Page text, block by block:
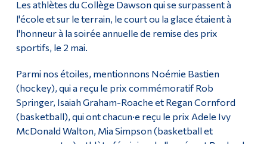
Les athlètes du Collège Dawson qui se surpassent à
l'école et sur le terrain, le court ou la glace étaient à
l'honneur à la soirée annuelle de remise des prix
sportifs, le 2 mai.
Parmi nos étoiles, mentionnons Noémie Bastien
(hockey), qui a reçu le prix commémoratif Rob
Springer, Isaiah Graham-Roache et Regan Cornford
(basketball), qui ont chacun·e reçu le prix Adele Ivy
McDonald Walton, Mia Simpson (basketball et
Diplômé·es et visiteur·euses